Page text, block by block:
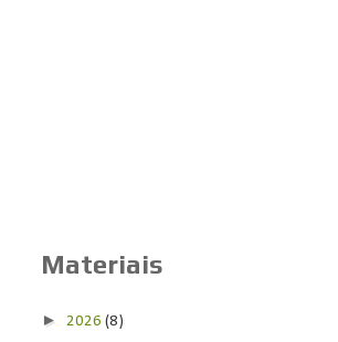
Materiais
► 2026(8)